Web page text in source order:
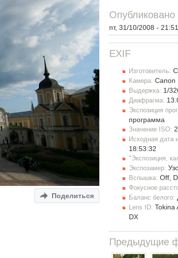
Поделиться
Опубликовано
пт, 31/10/2008 - 21:51
EXIF
Изготовитель:
Камера: Canon
Выдержка: 1/
Диафрагма:
Экспозиция
программа
Значение ISO:
Исходная дата
18:53:32
"Экспозиция,
Экспозамер:
Вспышка: Off,
Фокусное
Баланс белого:
Lens ID: Tokina
DX
Предыдущие